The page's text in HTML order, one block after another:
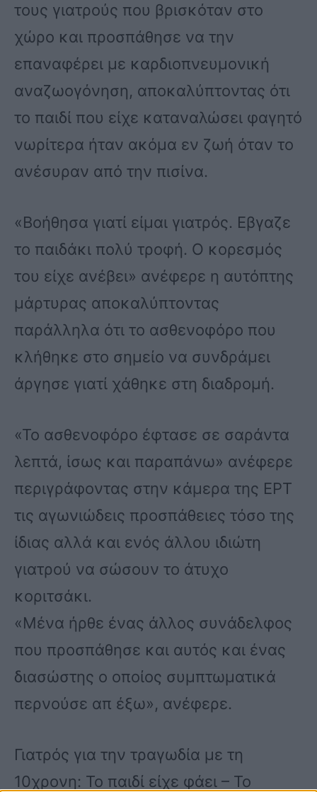
τους γιατρούς που βρισκόταν στο
χώρο και προσπάθησε να την
επαναφέρει με καρδιοπνευμονική
αναζωογόνηση, αποκαλύπτοντας ότι
το παιδί που είχε καταναλώσει φαγητό
νωρίτερα ήταν ακόμα εν ζωή όταν το
ανέσυραν από την πισίνα.
«Βοήθησα γιατί είμαι γιατρός. Εβγαζε
το παιδάκι πολύ τροφή. Ο κορεσμός
του είχε ανέβει» ανέφερε η αυτόπτης
μάρτυρας αποκαλύπτοντας
παράλληλα ότι το ασθενοφόρο που
κλήθηκε στο σημείο να συνδράμει
άργησε γιατί χάθηκε στη διαδρομή.
«Το ασθενοφόρο έφτασε σε σαράντα
λεπτά, ίσως και παραπάνω» ανέφερε
περιγράφοντας στην κάμερα της ΕΡΤ
τις αγωνιώδεις προσπάθειες τόσο της
ίδιας αλλά και ενός άλλου ιδιώτη
γιατρού να σώσουν το άτυχο
κοριτσάκι.
«Μένα ήρθε ένας άλλος συνάδελφος
που προσπάθησε και αυτός και ένας
διασώστης ο οποίος συμπτωματικά
περνούσε απ έξω», ανέφερε.
Γιατρός για την τραγωδία με τη
10χρονη: Το παιδί είχε φάει – Το